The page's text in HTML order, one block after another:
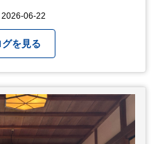
2026-06-22
グを見る